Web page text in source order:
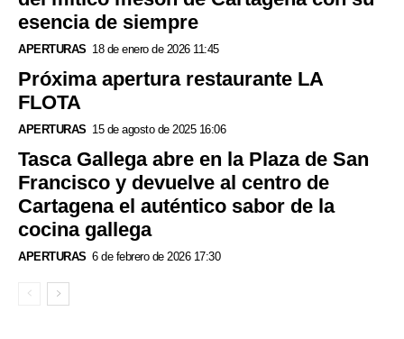
esencia de siempre
APERTURAS 18 de enero de 2026 11:45
Próxima apertura restaurante LA
FLOTA
APERTURAS 15 de agosto de 2025 16:06
Tasca Gallega abre en la Plaza de San
Francisco y devuelve al centro de
Cartagena el auténtico sabor de la
cocina gallega
APERTURAS 6 de febrero de 2026 17:30